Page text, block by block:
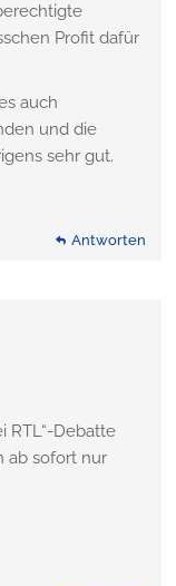
Profit dafür
auch
und die
sehr gut.
Antworten
RTL“-Debatte
ab sofort nur